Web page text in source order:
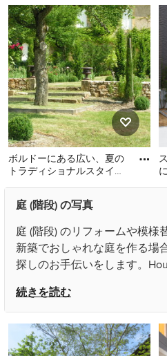
デッキ材舗装、階段) の写
シュトゥットガルトにある
広いカントリー風のおしゃ
れな庭 (半日向、傾斜地、デ
ッキ材舗装、階段) の写真
ボルドーにある広い、夏の
トラディショナルスタイル
ボルドーにある広い、夏の
トラディショナルスタイル
陰、天然石敷き、階段) の写
真
庭 (階段) の写真
庭 (階段) のリフォームや模様
新築でおしゃれな庭を作る場
探しのお手伝いをします。
日本国内の優れた建築家、イ
店、リノベーション会社など
部屋の写真があります。色別
見て、気になる庭 (階段) の間
続きを読む